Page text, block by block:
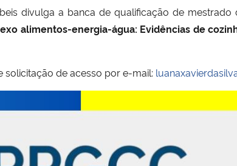
divulga a banca de qualificação de mestrado
alimentos-energia-água: Evidências de
solicitação de acesso por e-mail: